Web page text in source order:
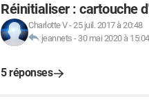
Réinitialiser : cartouche
Charlotte V-25 juil. 2017 à 20:48
jeannets - 30 mai 2020 à 15:04
5 réponses